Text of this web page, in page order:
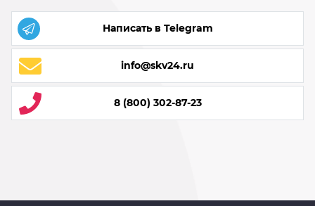
Написать в Telegram
info@skv24.ru
8 (800) 302-87-23